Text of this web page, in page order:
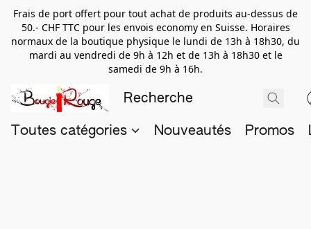
Frais de port offert pour tout achat de produits au-dessus de
50.- CHF TTC pour les envois economy en Suisse. Horaires
normaux de la boutique physique le lundi de 13h à 18h30, du
mardi au vendredi de 9h à 12h et de 13h à 18h30 et le
samedi de 9h à 16h.
Toutes catégories Nouveautés Promos